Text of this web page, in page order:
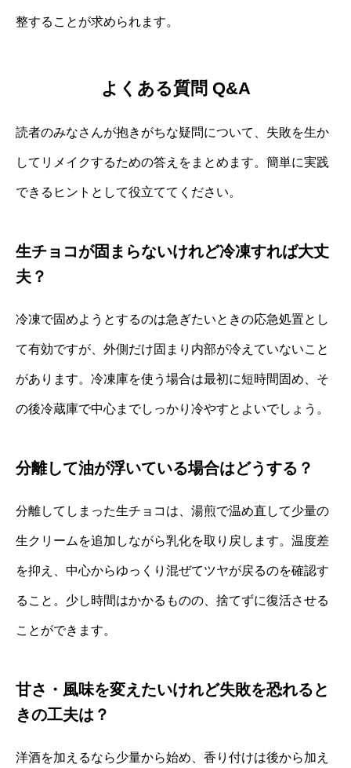
整することが求められます。
よくある質問 Q&A
読者のみなさんが抱きがちな疑問について、失敗を生か
してリメイクするための答えをまとめます。簡単に実践
できるヒントとして役立ててください。
生チョコが固まらないけれど冷凍すれば大丈
夫？
冷凍で固めようとするのは急ぎたいときの応急処置とし
て有効ですが、外側だけ固まり内部が冷えていないこと
があります。冷凍庫を使う場合は最初に短時間固め、そ
の後冷蔵庫で中心までしっかり冷やすとよいでしょう。
分離して油が浮いている場合はどうする？
分離してしまった生チョコは、湯煎で温め直して少量の
生クリームを追加しながら乳化を取り戻します。温度差
を抑え、中心からゆっくり混ぜてツヤが戻るのを確認す
ること。少し時間はかかるものの、捨てずに復活させる
ことができます。
甘さ・風味を変えたいけれど失敗を恐れると
きの工夫は？
洋酒を加えるなら少量から始め、香り付けは後から加え